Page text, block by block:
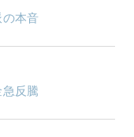
の本音
反騰